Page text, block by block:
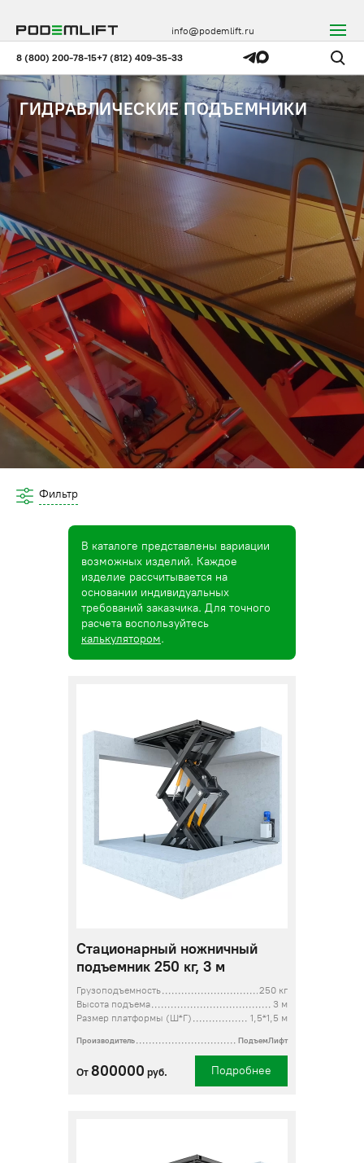
8 (800) 200-78-15+7 (812) 409-35-33
info@podemlift.ru
ГИДРАВЛИЧЕСКИЕ ПОДЪЕМНИКИ
Фильтр
В каталоге представлены вариации
возможных изделий. Каждое
изделие рассчитывается на
основании индивидуальных
требований заказчика. Для точного
расчета воспользуйтесь
калькулятором.
Стационарный ножничный
подъемник 250 кг, 3 м
Грузоподъемность
250 кг
Высота подъема
3 м
Размер платформы (Ш*Г)
1,5*1,5 м
Производитель ПодъемЛифт
От 800000 руб. Подробнее